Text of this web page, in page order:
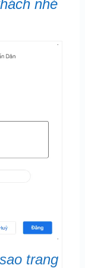
nhé
trang